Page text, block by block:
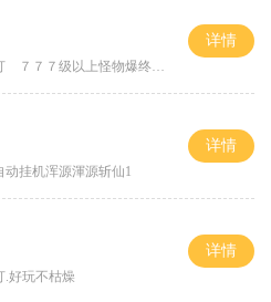
７７级以上怪物爆终极
详情
动挂机浑源渾源斩仙1
详情
.好玩不枯燥
详情